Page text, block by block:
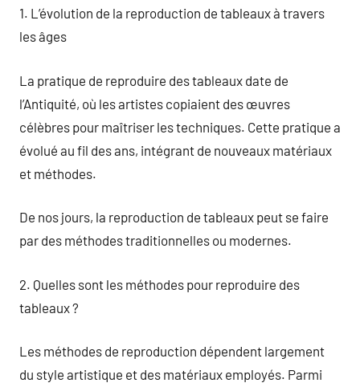
1. L’évolution de la reproduction de tableaux à travers
les âges
La pratique de reproduire des tableaux date de
l’Antiquité, où les artistes copiaient des œuvres
célèbres pour maîtriser les techniques. Cette pratique a
évolué au fil des ans, intégrant de nouveaux matériaux
et méthodes.
De nos jours, la reproduction de tableaux peut se faire
par des méthodes traditionnelles ou modernes.
2. Quelles sont les méthodes pour reproduire des
tableaux ?
Les méthodes de reproduction dépendent largement
du style artistique et des matériaux employés. Parmi